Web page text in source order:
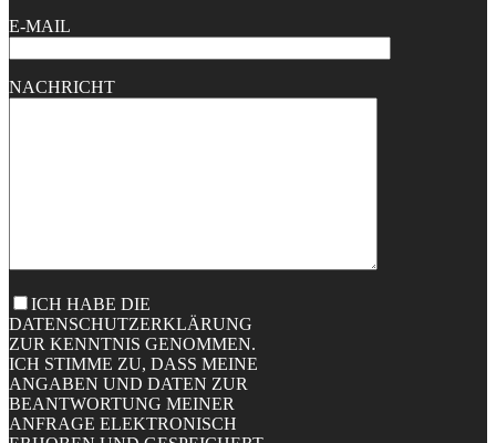
E-MAIL
NACHRICHT
ICH HABE DIE
DATENSCHUTZERKLÄRUNG
ZUR KENNTNIS GENOMMEN.
ICH STIMME ZU, DASS MEINE
ANGABEN UND DATEN ZUR
BEANTWORTUNG MEINER
ANFRAGE ELEKTRONISCH